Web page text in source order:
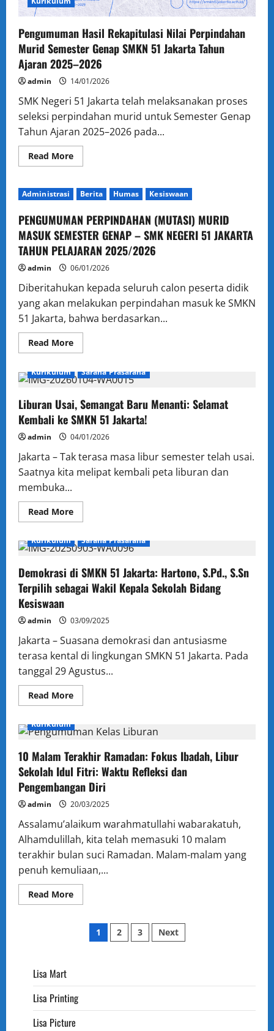
Membangun
Generasi
SMKN
51
Jakarta
yang
Berkarakter,
Berkompetensi
dan
Berprestasi
Pengumuman Hasil Rekapitulasi Nilai Perpindahan
Murid Semester Genap SMKN 51 Jakarta Tahun
Ajaran 2025–2026
admin 14/01/2026
SMK Negeri 51 Jakarta telah melaksanakan proses
seleksi perpindahan murid untuk Semester Genap
Tahun Ajaran 2025–2026 pada...
Read MoreRead
more
Hasil
Rekapitulasi
Perpindahan
Murid
Semester
Genap
SMKN
51
Jakarta
Ajaran
2025–
2026
Administrasi Berita Humas Kesiswaan
PENGUMUMAN PERPINDAHAN (MUTASI) MURID
MASUK SEMESTER GENAP – SMK NEGERI 51 JAKARTA
TAHUN PELAJARAN 2025/2026
admin 06/01/2026
Diberitahukan kepada seluruh calon peserta didik
yang akan melakukan perpindahan masuk ke SMKN
51 Jakarta, bahwa berdasarkan...
Read MoreRead
more
PERPINDAHAN
(MUTASI)
MASUK
SEMESTER
GENAP
–
SMK
51
JAKARTA
TAHUN
PELAJARAN
Administrasi
Kurikulum
Sarana Prasarana
Liburan Usai, Semangat Baru Menanti: Selamat
Kembali ke SMKN 51 Jakarta!
admin 04/01/2026
Jakarta – Tak terasa masa libur semester telah usai.
Saatnya kita melipat kembali peta liburan dan
membuka...
Read MoreRead
more
Usai,
Semangat
Menanti:
Selamat
Kembali
ke
Jakarta!
Administrasi
Kurikulum
Sarana Prasarana
Demokrasi di SMKN 51 Jakarta: Hartono, S.Pd., S.Sn
Terpilih sebagai Wakil Kepala Sekolah Bidang
Kesiswaan
admin 03/09/2025
Jakarta – Suasana demokrasi dan antusiasme
terasa kental di lingkungan SMKN 51 Jakarta. Pada
tanggal 29 Agustus...
Read MoreRead
more
di
SMKN
Jakarta:
Hartono,
S.Pd.,
S.Sn
Terpilih
sebagai
Wakil
Sekolah
Kesiswaan
Administrasi
Kurikulum
10 Malam Terakhir Ramadan: Fokus Ibadah, Libur
Sekolah Idul Fitri: Waktu Refleksi dan
Pengembangan Diri
admin 20/03/2025
Assalamu’alaikum warahmatullahi wabarakatuh,
Alhamdulillah, kita telah memasuki 10 malam
terakhir bulan suci Ramadan. Malam-malam yang
penuh kemuliaan,...
Read MoreRead
more
Malam
Terakhir
Ramadan:
Idul
Fitri:
Waktu
Refleksi
dan
Posts
1 2 3 Next
Lisa Mart
Lisa Printing
Lisa Picture